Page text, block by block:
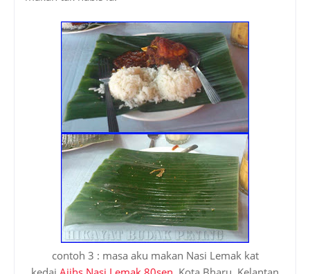
contoh 3 : masa aku makan Nasi Lemak kat